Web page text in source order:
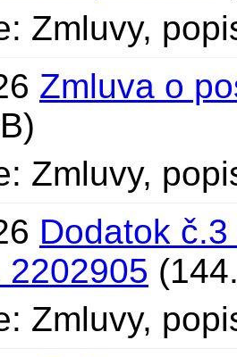
Zmluvy,
Zmluva o
Zmluvy,
Dodatok
Zmluvy,